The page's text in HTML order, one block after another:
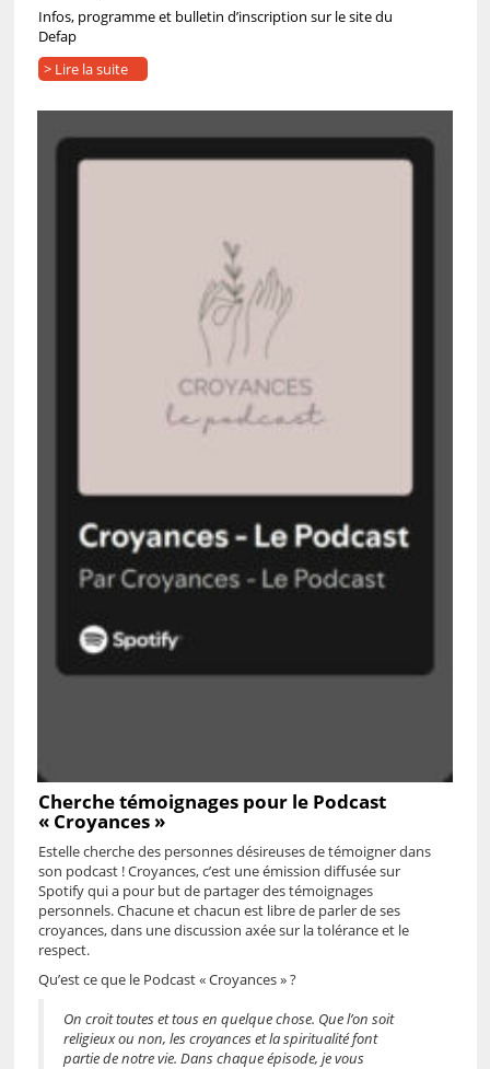
Infos, programme et bulletin d’inscription sur le site du
Defap
> Lire la suite
Cherche témoignages pour le Podcast
« Croyances »
Estelle cherche des personnes désireuses de témoigner dans
son podcast ! Croyances, c’est une émission diffusée sur
Spotify qui a pour but de partager des témoignages
personnels. Chacune et chacun est libre de parler de ses
croyances, dans une discussion axée sur la tolérance et le
respect.
Qu’est ce que le Podcast « Croyances » ?
On croit toutes et tous en quelque chose. Que l’on soit
religieux ou non, les croyances et la spiritualité font
partie de notre vie. Dans chaque épisode, je vous